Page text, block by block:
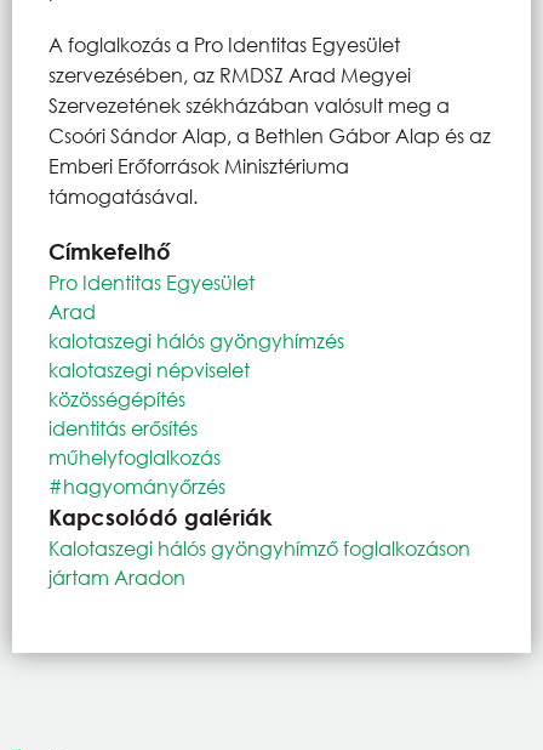
A foglalkozás a Pro Identitas Egyesület
szervezésében, az RMDSZ Arad Megyei
Szervezetének székházában valósult meg a
Csoóri Sándor Alap, a Bethlen Gábor Alap és az
Emberi Erőforrások Minisztériuma
támogatásával.
Címkefelhő
Pro Identitas Egyesület
Arad
kalotaszegi hálós gyöngyhímzés
kalotaszegi népviselet
közösségépítés
identitás erősítés
műhelyfoglalkozás
#hagyományőrzés
Kapcsolódó galériák
Kalotaszegi hálós gyöngyhímző foglalkozáson
jártam Aradon